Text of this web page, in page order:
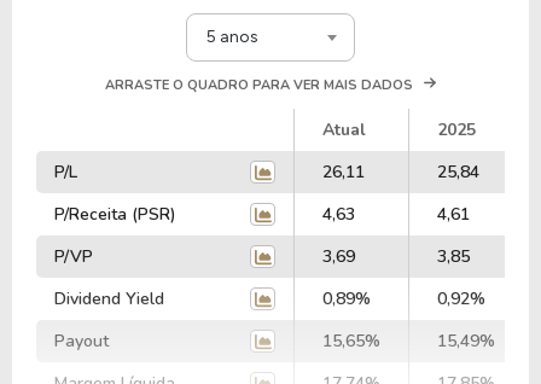
5 anos
ARRASTE O QUADRO PARA VER MAIS DADOS
Atual
2025
P/L
26,11
25,84
P/Receita (PSR)
4,63
4,61
P/VP
3,69
3,85
Dividend Yield
0,89%
0,92%
Payout
15,65%
15,49%